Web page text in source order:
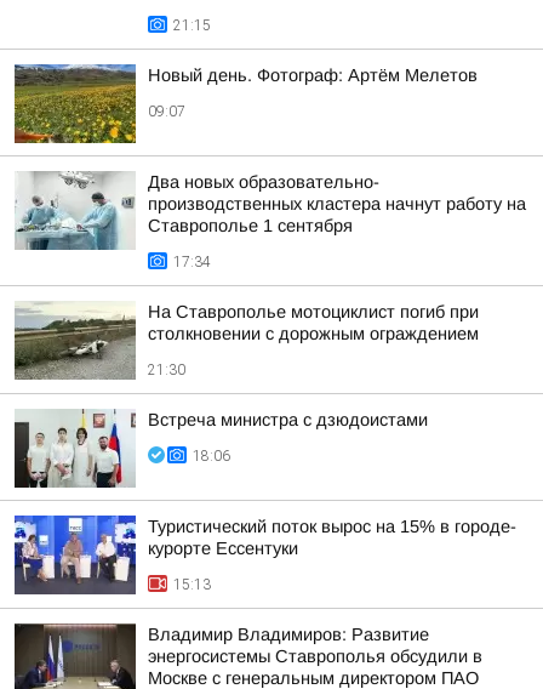
21:15
Новый день. Фотограф: Артём Мелетов
09:07
Два новых образовательно-
производственных кластера начнут работу на
Ставрополье 1 сентября
17:34
На Ставрополье мотоциклист погиб при
столкновении с дорожным ограждением
21:30
Встреча министра с дзюдоистами
18:06
Туристический поток вырос на 15% в городе-
курорте Ессентуки
15:13
Владимир Владимиров: Развитие
энергосистемы Ставрополья обсудили в
Москве с генеральным директором ПАО